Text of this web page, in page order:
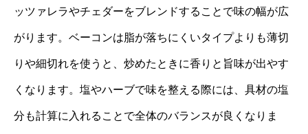
ッツァレラやチェダーをブレンドすることで味の幅が広
がります。ベーコンは脂が落ちにくいタイプよりも薄切
りや細切れを使うと、炒めたときに香りと旨味が出やす
くなります。塩やハーブで味を整える際には、具材の塩
分も計算に入れることで全体のバランスが良くなりま